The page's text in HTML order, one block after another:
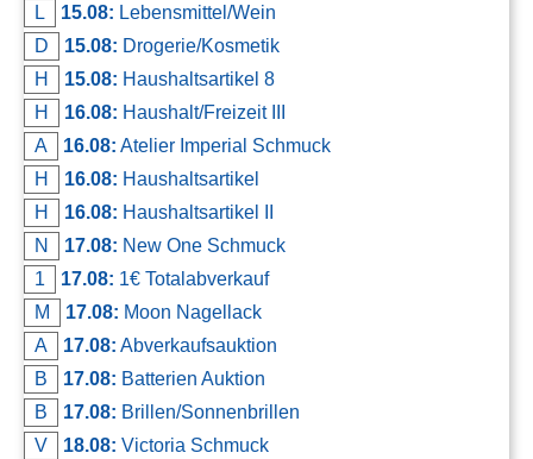
L
15.08: Lebensmittel/Wein
D
15.08: Drogerie/Kosmetik
H
15.08: Haushaltsartikel 8
H
16.08: Haushalt/Freizeit III
A
16.08: Atelier Imperial Schmuck
H
16.08: Haushaltsartikel
H
16.08: Haushaltsartikel II
N
17.08: New One Schmuck
1
17.08: 1€ Totalabverkauf
M
17.08: Moon Nagellack
A
17.08: Abverkaufsauktion
B
17.08: Batterien Auktion
B
17.08: Brillen/Sonnenbrillen
V
18.08: Victoria Schmuck